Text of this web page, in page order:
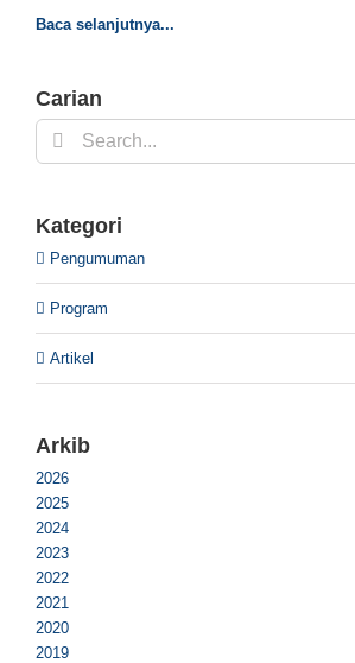
Baca selanjutnya...
Carian
Search
Kategori
Pengumuman
Program
Artikel
Arkib
2026
2025
2024
2023
2022
2021
2020
2019